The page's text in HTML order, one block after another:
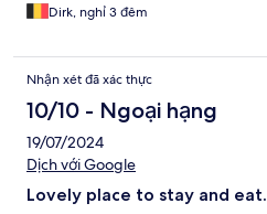
Dirk, nghỉ 3 đêm
Nhận xét đã xác thực
10/10 - Ngoại hạng
19/07/2024
Dịch với Google
Lovely place to stay and eat.